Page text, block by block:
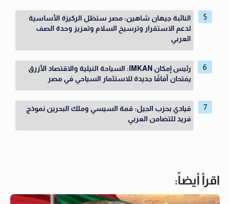
النائبة جيهان شاهين: مصر ستظل الركيزة الأساسية
لدعم الاستقرار وترسيخ السلام وتعزيز وحدة الصف
العربي
رئيس إمكان IMKAN: السياحة النيلية والاقتصاد الأزرق
يفتحان آفاقًا جديدة للاستثمار السياحي في مصر
قيادي بحزب الجيل: قمة السيسي وملك البحرين نموذج
فريد للتضامن العربي
اقرأ أيضاً: